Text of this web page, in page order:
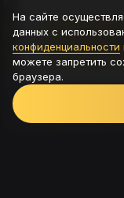
На сайте
данных с
конфиденциальности
можете запретить
браузера.